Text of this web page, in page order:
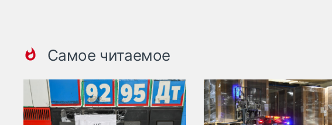
Самое читаемое